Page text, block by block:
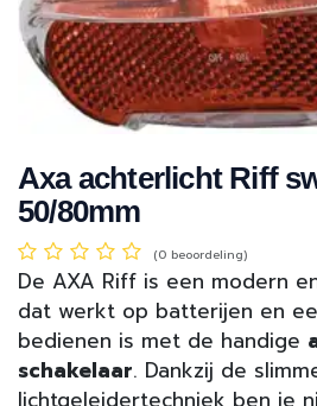
Axa achterlicht Riff
50/80mm
(0 beoordeling)
De AXA Riff is een modern
dat werkt op batterijen en
bedienen is met de handige
schakelaar. Dankzij de